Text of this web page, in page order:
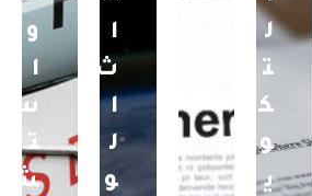
ل
ت
ك
و
ي
ل
د
ا
ا
ث
ا
ل
و
و
ا
س
ت
ش